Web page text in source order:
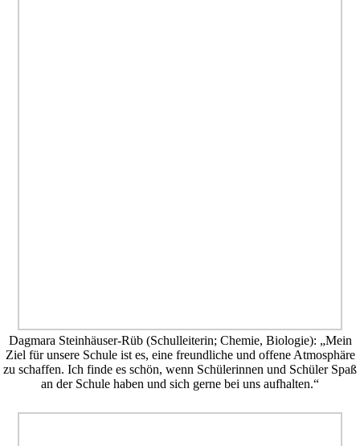
Dagmara Steinhäuser-Rüb (Schulleiterin; Chemie, Biologie): „Mein
Ziel für unsere Schule ist es, eine freundliche und offene Atmosphäre
zu schaffen. Ich finde es schön, wenn Schülerinnen und Schüler Spaß
an der Schule haben und sich gerne bei uns aufhalten.“